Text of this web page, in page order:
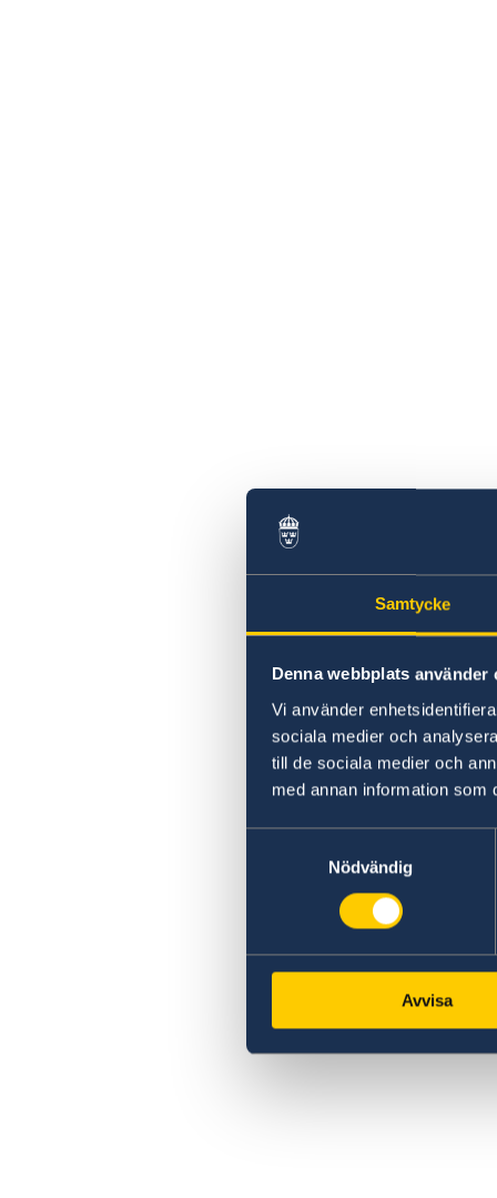
Samtycke
Denna webbplats använder
Vi använder
sociala medier och
till de sociala medier och
med annan information som
Nödvändig
Avvisa